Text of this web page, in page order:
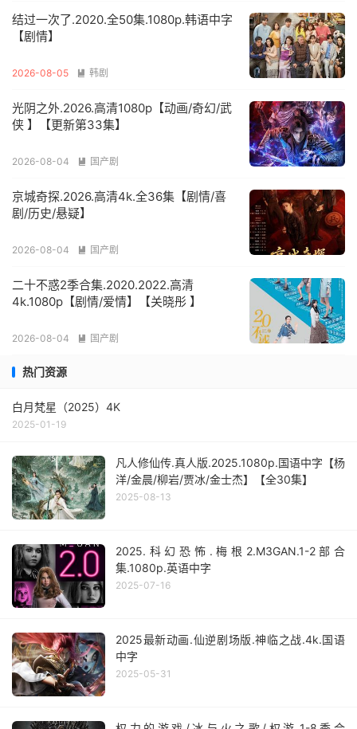
结过一次了.2020.全50集.1080p.韩语中字
【剧情】
2026-08-05  韩剧
光阴之外.2026.高清1080p【动画/奇幻/武
侠 】【更新第33集】
2026-08-04  国产剧
京城奇探.2026.高清4k.全36集【剧情/喜
剧/历史/悬疑】
2026-08-04  国产剧
二十不惑2季合集.2020.2022.高清
4k.1080p【剧情/爱情】【关晓彤 】
2026-08-04  国产剧
热门资源
白月梵星（2025）4K
2025-01-19
凡人修仙传.真人版.2025.1080p.国语中字【杨
洋/金晨/柳岩/贾冰/金士杰】【全30集】
2025-08-13
2025.科幻恐怖.梅根2.M3GAN.1-2部合
集.1080p.英语中字
2025-07-16
2025最新动画.仙逆剧场版.神临之战.4k.国语
中字
2025-05-31